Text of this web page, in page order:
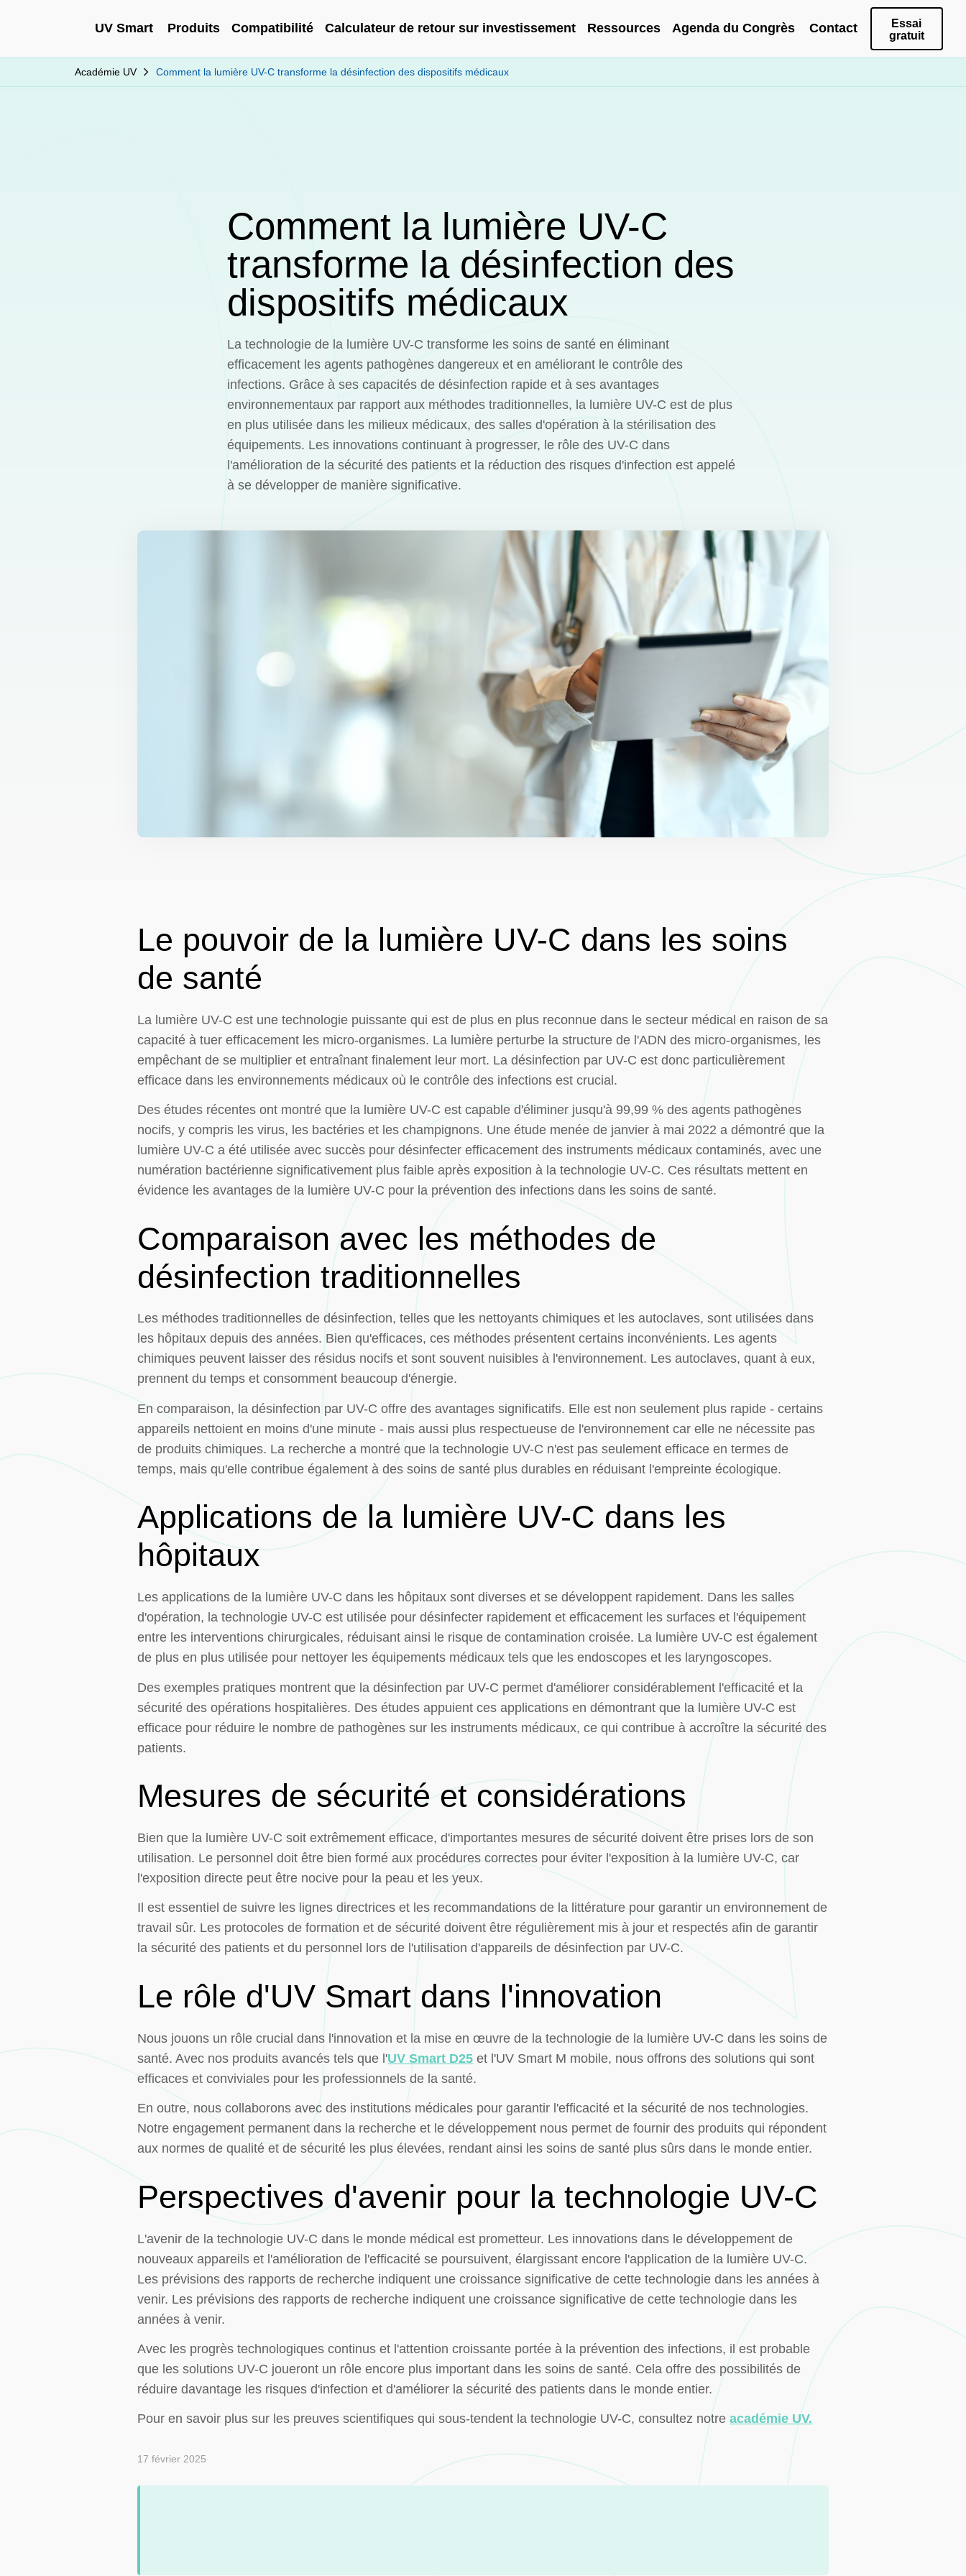
UV Smart Produits Compatibilité Calculateur de retour sur investissement Ressources Agenda du Congrès Contact
Essai
gratuit
Académie UV Comment la lumière UV-C transforme la désinfection des dispositifs médicaux
Comment la lumière UV-C
transforme la désinfection des
dispositifs médicaux
La technologie de la lumière UV-C transforme les soins de santé en éliminant
efficacement les agents pathogènes dangereux et en améliorant le contrôle des
infections. Grâce à ses capacités de désinfection rapide et à ses avantages
environnementaux par rapport aux méthodes traditionnelles, la lumière UV-C est de plus
en plus utilisée dans les milieux médicaux, des salles d'opération à la stérilisation des
équipements. Les innovations continuant à progresser, le rôle des UV-C dans
l'amélioration de la sécurité des patients et la réduction des risques d'infection est appelé
à se développer de manière significative.
Le pouvoir de la lumière UV-C dans les soins
de santé
La lumière UV-C est une technologie puissante qui est de plus en plus reconnue dans le secteur médical en raison de sa
capacité à tuer efficacement les micro-organismes. La lumière perturbe la structure de l'ADN des micro-organismes, les
empêchant de se multiplier et entraînant finalement leur mort. La désinfection par UV-C est donc particulièrement
efficace dans les environnements médicaux où le contrôle des infections est crucial.
Des études récentes ont montré que la lumière UV-C est capable d'éliminer jusqu'à 99,99 % des agents pathogènes
nocifs, y compris les virus, les bactéries et les champignons. Une étude menée de janvier à mai 2022 a démontré que la
lumière UV-C a été utilisée avec succès pour désinfecter efficacement des instruments médicaux contaminés, avec une
numération bactérienne significativement plus faible après exposition à la technologie UV-C. Ces résultats mettent en
évidence les avantages de la lumière UV-C pour la prévention des infections dans les soins de santé.
Comparaison avec les méthodes de
désinfection traditionnelles
Les méthodes traditionnelles de désinfection, telles que les nettoyants chimiques et les autoclaves, sont utilisées dans
les hôpitaux depuis des années. Bien qu'efficaces, ces méthodes présentent certains inconvénients. Les agents
chimiques peuvent laisser des résidus nocifs et sont souvent nuisibles à l'environnement. Les autoclaves, quant à eux,
prennent du temps et consomment beaucoup d'énergie.
En comparaison, la désinfection par UV-C offre des avantages significatifs. Elle est non seulement plus rapide - certains
appareils nettoient en moins d'une minute - mais aussi plus respectueuse de l'environnement car elle ne nécessite pas
de produits chimiques. La recherche a montré que la technologie UV-C n'est pas seulement efficace en termes de
temps, mais qu'elle contribue également à des soins de santé plus durables en réduisant l'empreinte écologique.
Applications de la lumière UV-C dans les
hôpitaux
Les applications de la lumière UV-C dans les hôpitaux sont diverses et se développent rapidement. Dans les salles
d'opération, la technologie UV-C est utilisée pour désinfecter rapidement et efficacement les surfaces et l'équipement
entre les interventions chirurgicales, réduisant ainsi le risque de contamination croisée. La lumière UV-C est également
de plus en plus utilisée pour nettoyer les équipements médicaux tels que les endoscopes et les laryngoscopes.
Des exemples pratiques montrent que la désinfection par UV-C permet d'améliorer considérablement l'efficacité et la
sécurité des opérations hospitalières. Des études appuient ces applications en démontrant que la lumière UV-C est
efficace pour réduire le nombre de pathogènes sur les instruments médicaux, ce qui contribue à accroître la sécurité des
patients.
Mesures de sécurité et considérations
Bien que la lumière UV-C soit extrêmement efficace, d'importantes mesures de sécurité doivent être prises lors de son
utilisation. Le personnel doit être bien formé aux procédures correctes pour éviter l'exposition à la lumière UV-C, car
l'exposition directe peut être nocive pour la peau et les yeux.
Il est essentiel de suivre les lignes directrices et les recommandations de la littérature pour garantir un environnement de
travail sûr. Les protocoles de formation et de sécurité doivent être régulièrement mis à jour et respectés afin de garantir
la sécurité des patients et du personnel lors de l'utilisation d'appareils de désinfection par UV-C.
Le rôle d'UV Smart dans l'innovation
Nous jouons un rôle crucial dans l'innovation et la mise en œuvre de la technologie de la lumière UV-C dans les soins de
santé. Avec nos produits avancés tels que l'UV Smart D25 et l'UV Smart M mobile, nous offrons des solutions qui sont
efficaces et conviviales pour les professionnels de la santé.
En outre, nous collaborons avec des institutions médicales pour garantir l'efficacité et la sécurité de nos technologies.
Notre engagement permanent dans la recherche et le développement nous permet de fournir des produits qui répondent
aux normes de qualité et de sécurité les plus élevées, rendant ainsi les soins de santé plus sûrs dans le monde entier.
Perspectives d'avenir pour la technologie UV-C
L'avenir de la technologie UV-C dans le monde médical est prometteur. Les innovations dans le développement de
nouveaux appareils et l'amélioration de l'efficacité se poursuivent, élargissant encore l'application de la lumière UV-C.
Les prévisions des rapports de recherche indiquent une croissance significative de cette technologie dans les années à
venir. Les prévisions des rapports de recherche indiquent une croissance significative de cette technologie dans les
années à venir.
Avec les progrès technologiques continus et l'attention croissante portée à la prévention des infections, il est probable
que les solutions UV-C joueront un rôle encore plus important dans les soins de santé. Cela offre des possibilités de
réduire davantage les risques d'infection et d'améliorer la sécurité des patients dans le monde entier.
Pour en savoir plus sur les preuves scientifiques qui sous-tendent la technologie UV-C, consultez notreacadémie UV.
17 février 2025